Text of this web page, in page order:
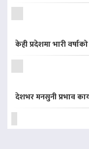
केही प्रदेशमा भारी
देशभर मनसुनी प्रभाव